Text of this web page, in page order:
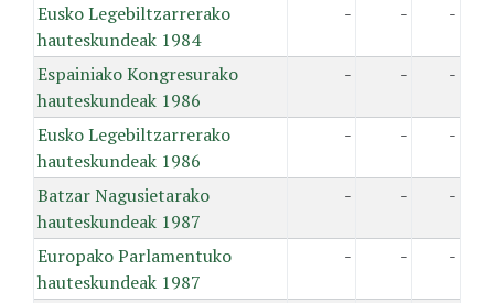
Eusko Legebiltzarrerako
hauteskundeak 1984
- - -
Espainiako Kongresurako
hauteskundeak 1986
- - -
Eusko Legebiltzarrerako
hauteskundeak 1986
- - -
Batzar Nagusietarako
hauteskundeak 1987
- - -
Europako Parlamentuko
hauteskundeak 1987
- - -